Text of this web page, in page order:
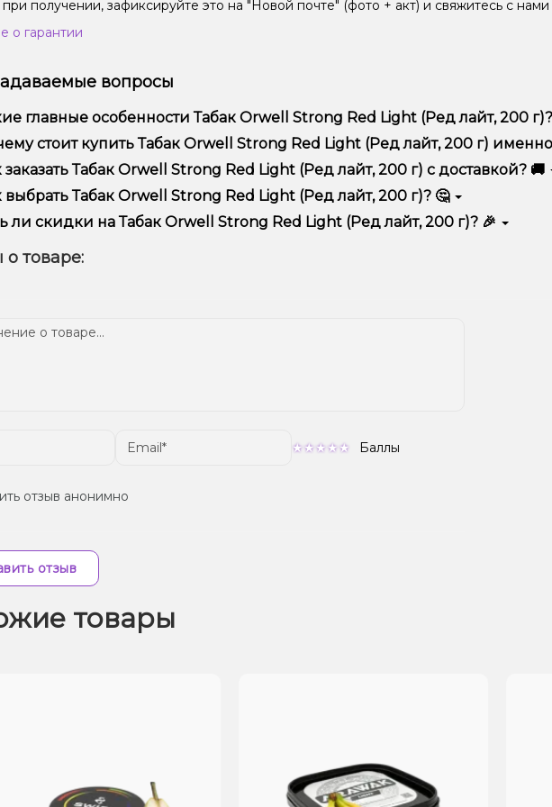
получении, зафиксируйте это на "Новой почте" (фото + акт) и свяжитесь с
о гарантии
вопросы
главные особенности Табак Orwell Strong Red Light (Ред лайт, 200 г)?
Orwell Strong Red Light (Ред лайт, 200 г) отличается высоким качеством,
стоит купить Табак Orwell Strong Red Light (Ред лайт, 200 г)
только оригинальную продукцию, широкий ассортимент, выгодные
того, у нас регулярные акции и скидки для клиентов!
заказать Табак Orwell Strong Red Light (Ред лайт, 200 г) с доставкой? 🚚
заказ можно в несколько кликов:
Добавьте Табак Orwell Strong Red Light (Ред лайт, 200 г) в корзину.
Выберите удобный способ оплаты и доставки.
выбрать Табак Orwell Strong Red Light (Ред лайт, 200 г)? 🤔
зависит от ваших предпочтений – например, если это кальян, учитывайте
– мощность и вкус. Наши менеджеры помогут подобрать идеальный вариант.
ли скидки на Табак Orwell Strong Red Light (Ред лайт, 200 г)? 🎉
телеграмм-канале, чтобы не упустить выгодные предложения!
товаре:
Баллы
отзыв анонимно
отзыв
товары